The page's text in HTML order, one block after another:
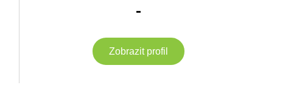
-
Zobrazit profil